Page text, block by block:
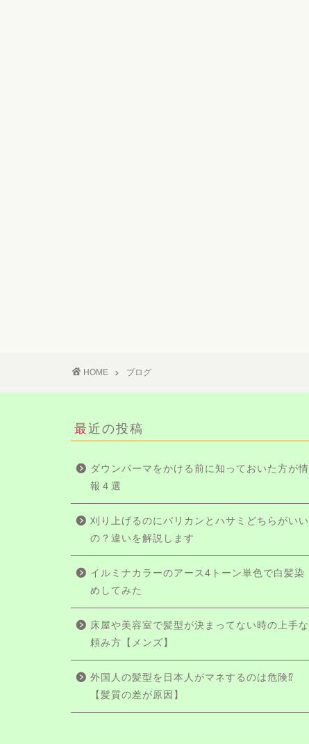
HOME ブログ
最近の投稿
ダウンパーマをかける前に知っておいた方が情
報４選
刈り上げるのにバリカンとハサミどちらがいい
の？違いを解説します
イルミナカラーのアース4トーン単色で白髪染
めしてみた
床屋や美容室で髪型が決まってない時の上手な
頼み方【メンズ】
外国人の髪型を日本人がマネするのは危険⁉
【髪質の差が原因】